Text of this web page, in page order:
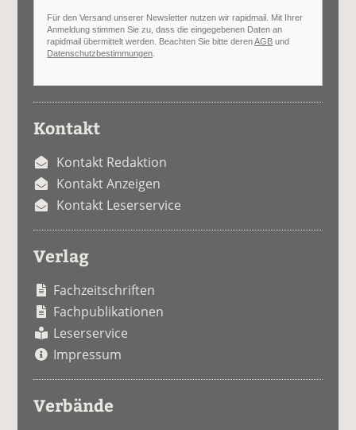
Für den Versand unserer Newsletter nutzen wir rapidmail. Mit Ihrer
Anmeldung stimmen Sie zu, dass die eingegebenen Daten an
rapidmail übermittelt werden. Beachten Sie bitte derenAGB und
Datenschutzbestimmungen
Kontakt
Kontakt Redaktion
Kontakt Anzeigen
Kontakt Leserservice
Verlag
Fachzeitschriften
Fachpublikationen
Leserservice
Impressum
Verbände